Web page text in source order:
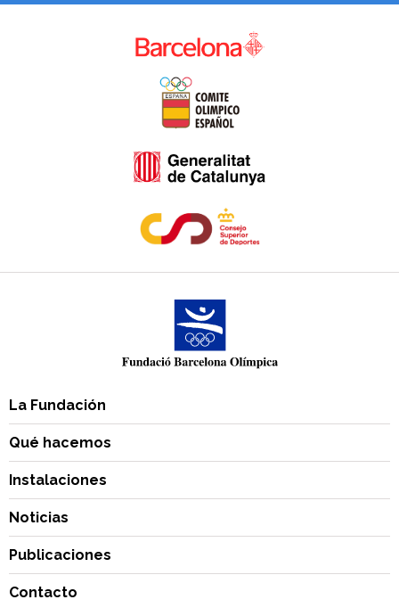
La Fundación
Qué hacemos
Instalaciones
Noticias
Publicaciones
Contacto